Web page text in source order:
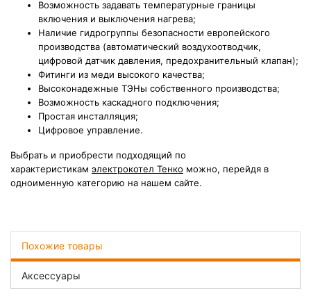
Возможность задавать температурные границы
включения и выключения нагрева;
Наличие гидрогруппы безопасности европейского
производства (автоматический воздухоотводчик,
цифровой датчик давления, предохранительный клапан);
Фитинги из меди высокого качества;
Высоконадежные ТЭНы собственного производства;
Возможность каскадного подключения;
Простая инсталляция;
Цифровое управление.
Выбрать и приобрести подходящий по
характеристикам электрокотел Тенко можно, перейдя в
одноименную категорию на нашем сайте.
Похожие товары
Аксессуары